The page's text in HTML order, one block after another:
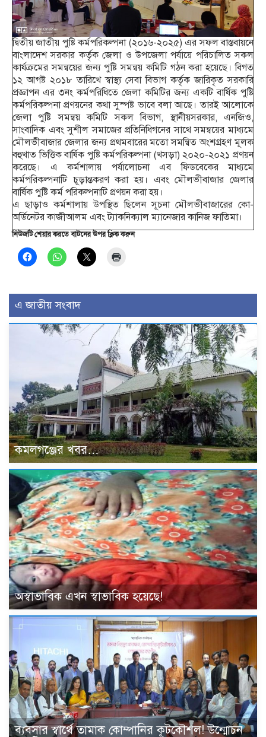
দ্বিতীয় জাতীয় পুষ্টি কর্মপরিকল্পনা (২০১৬-২০২৫) এর সফল বাস্তবায়নে
বাংলাদেশ সরকার কর্তৃক জেলা ও উপজেলা পর্যায়ে পরিচালিত সকল
কার্যক্রমের সমন্বয়ের জন্য পুষ্টি সমন্বয় কমিটি গঠন করা হয়েছে। বিগত
১২ আগষ্ট ২০১৮ তারিখে স্বাস্থ্য সেবা বিভাগ কর্তৃক জারিকৃত সরকারি
প্রজ্ঞাপন এর ৩নং কর্মপরিধিতে জেলা কমিটির জন্য একটি বার্ষিক পুষ্টি
কর্মপরিকল্পনা প্রণয়নের কথা সুস্পষ্ট ভাবে বলা আছে। তারই আলোকে
জেলা পুষ্টি সমন্বয় কমিটি সকল বিভাগ, স্থানীয়সরকার, এনজিও,
সাংবাদিক এবং সুশীল সমাজের প্রতিনিধিগনের সাথে সমন্বয়ের মাধ্যমে
মৌলভীবাজার জেলার জন্য প্রথমবারের মতো সমন্বিত অংশগ্রহণ মূলক
বহুখাত ভিত্তিক বার্ষিক পুষ্টি কর্মপরিকল্পনা (খসড়া) ২০২০-২০২১ প্রণয়ন
করেছে। এ কর্মশালায় পর্যালোচনা এব ফিডবেকের মাধ্যমে
কর্মপরিকল্পনাটি চূড়ান্তকরণ করা হয়। এবং মৌলভীবাজার জেলার
বার্ষিক পুষ্টি কর্ম পরিকল্পনাটি প্রণয়ন করা হয়।
এ ছাড়া‌ও কর্মশালায় উপস্থিত ছিলেন সূচনা মৌলভীবাজারের কো-
অর্ডিনেটর কাজীআলম এবং ট্যাকনিক্যাল ম্যানেজার কানিজ ফাতিমা।
নিউজটি শেয়ার করতে বাটনের উপর ক্লিক করুন
এ জাতীয় সংবাদ
কমলগঞ্জের খবর…
অস্বাভাবিক এখন স্বাভাবিক হয়েছে!
ব্যবসার স্বার্থে তামাক কোম্পানির কূটকৌশল! উন্মোচন